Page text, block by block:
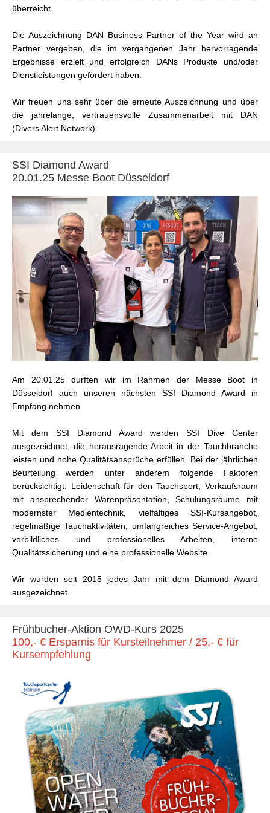
überreicht.
Die Auszeichnung DAN Business Partner of the Year wird an
Partner vergeben, die im vergangenen Jahr hervorragende
Ergebnisse erzielt und erfolgreich DANs Produkte und/oder
Dienstleistungen gefördert haben.
Wir freuen uns sehr über die erneute Auszeichnung und über
die jahrelange, vertrauensvolle Zusammenarbeit mit DAN
(Divers Alert Network).
SSI Diamond Award
20.01.25 Messe Boot Düsseldorf
Am 20.01.25 durften wir im Rahmen der Messe Boot in
Düsseldorf auch unseren nächsten SSI Diamond Award in
Empfang nehmen.
Mit dem SSI Diamond Award werden SSI Dive Center
ausgezeichnet, die herausragende Arbeit in der Tauchbranche
leisten und hohe Qualitätsansprüche erfüllen. Bei der jährlichen
Beurteilung werden unter anderem folgende Faktoren
berücksichtigt: Leidenschaft für den Tauchsport, Verkaufsraum
mit ansprechender Warenpräsentation, Schulungsräume mit
modernster Medientechnik, vielfältiges SSI-Kursangebot,
regelmäßige Tauchaktivitäten, umfangreiches Service-Angebot,
vorbildliches und professionelles Arbeiten, interne
Qualitätssicherung und eine professionelle Website.
Wir wurden seit 2015 jedes Jahr mit dem Diamond Award
ausgezeichnet.
Frühbucher-Aktion OWD-Kurs 2025
100,- € Ersparnis für Kursteilnehmer / 25,- € für
Kursempfehlung